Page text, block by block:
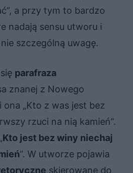
a przy tym to bardzo
nadają sensu utworu i
szczególną uwagę.
parafraza
znanej z Nowego
„Kto z was jest bez
rzuci na nią kamień”.
Kto jest bez winy niechaj
”. W utworze pojawia
skierowane do